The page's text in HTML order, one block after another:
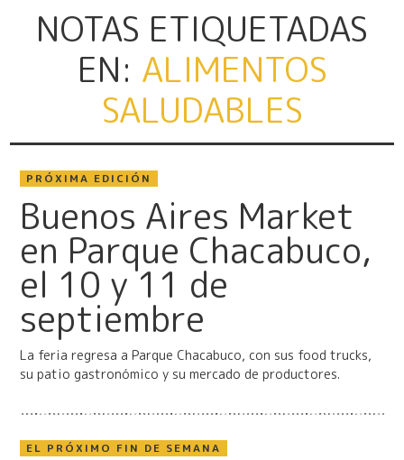
NOTAS ETIQUETADAS
EN: ALIMENTOS
SALUDABLES
PRÓXIMA EDICIÓN
Buenos Aires Market
en Parque Chacabuco,
el 10 y 11 de
septiembre
La feria regresa a Parque Chacabuco, con sus food trucks,
su patio gastronómico y su mercado de productores.
EL PRÓXIMO FIN DE SEMANA